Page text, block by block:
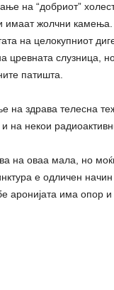
на “добриот”
имаат жолчни камења.
на целокупниот
цревната слузница,
патишта.
на здрава телесна
на некои
на оваа мала, но
е одличен начин
аронијата има опор и